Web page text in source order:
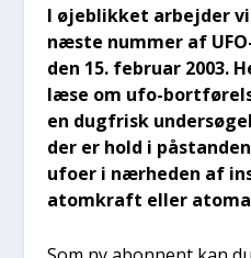
I øje­blik­ket arbej­der
næste num­mer af
den 15. febru­ar 2003.
læse om ufo-
en dug­frisk
der er hold i
ufo­er i nær­he­den af
atom­kraft eller